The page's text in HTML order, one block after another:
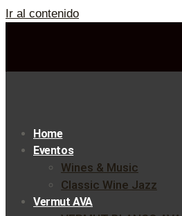
Ir al contenido
Home
Eventos
Wines & Music
Classic Wine Jazz
Vermut AVA